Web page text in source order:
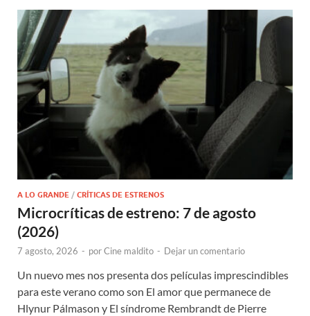
A LO GRANDE / CRÍTICAS DE ESTRENOS
Microcríticas de estreno: 7 de agosto
(2026)
7 agosto, 2026 - porCine maldito - Dejar un comentario
Un nuevo mes nos presenta dos películas imprescindibles
para este verano como son El amor que permanece de
Hlynur Pálmason y El síndrome Rembrandt de Pierre